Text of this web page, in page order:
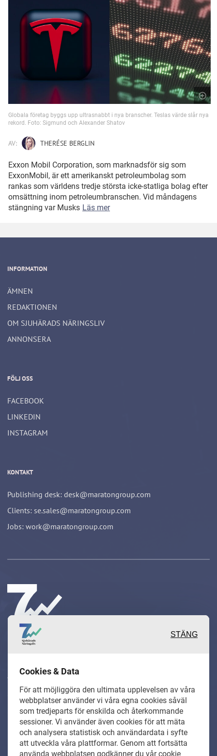
Globala företag byggs upp ultrasnabbt i nya branscher. Teslas värde slår nya
rekord. Foto: Sigmund och Alexander Shatov
AV: THERÉSE BERGLIN
Exxon Mobil Corporation, som marknadsför sig som
ExxonMobil, är ett amerikanskt petroleumbolag som
rankas som världens tredje största icke-statliga bolag efter
omsättning inom petroleumbranschen. Vid måndagens
stängning var Musks Läs mer
INFORMATION
ÄMNEN
REDAKTIONEN
OM SJUHÄRADS NÄRINGSLIV
ANNONSERA
FÖLJ OSS
FACEBOOK
LINKEDIN
INSTAGRAM
KONTAKT
Publishing desk: desk@maratongroup.com
Clients: se.sales@maratongroup.com
Jobs: work@maratongroup.com
värdefulla berättelser och
reportage från och om det lokala
näringslivet och dess aktörer samt
en hel del annan läsvärt innehåll.
STÄNG
Cookies & Data
För att möjliggöra den ultimata upplevelsen av våra
webbplatser använder vi våra egna cookies såväl
som tredjeparts för enskilda och återkommande
sessioner. Vi använder även cookies för att mäta
och analysera statistisk och användardata i syfte
att utveckla våra plattformar. Genom att fortsätta
använda webbplatsen godkänner du vår cookie